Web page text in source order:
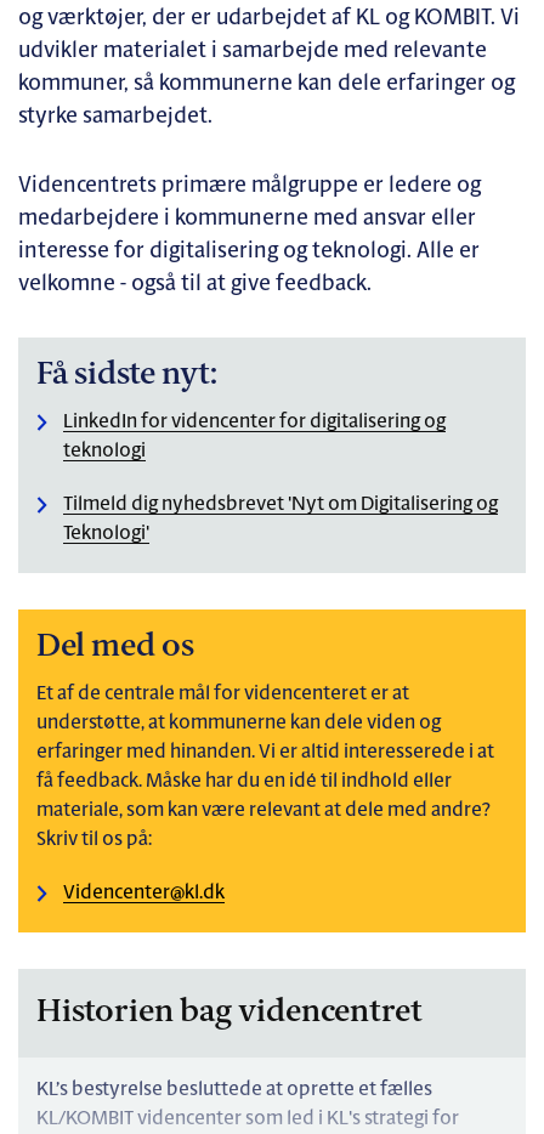
og værktøjer, der er udarbejdet af KL og KOMBIT. Vi
udvikler materialet i samarbejde med relevante
kommuner, så kommunerne kan dele erfaringer og
styrke samarbejdet.
Videncentrets primære målgruppe er ledere og
medarbejdere i kommunerne med ansvar eller
interesse for digitalisering og teknologi. Alle er
velkomne - også til at give feedback.
Få sidste nyt:
LinkedIn for videncenter for digitalisering og
teknologi
Tilmeld dig nyhedsbrevet 'Nyt om Digitalisering og
Teknologi'
Del med os
Et af de centrale mål for videncenteret er at
understøtte, at kommunerne kan dele viden og
erfaringer med hinanden. Vi er altid interesserede i at
få feedback. Måske har du en idé til indhold eller
materiale, som kan være relevant at dele med andre?
Skriv til os på:
Videncenter@kl.dk
Historien bag videncentret
KL’s bestyrelse besluttede at oprette et fælles
KL/KOMBIT videncenter som led i KL's strategi for